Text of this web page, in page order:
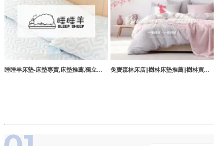
睡睡羊床墊-床墊專賣,床墊推薦,獨立筒
兔寶森林床店||樹林床墊推薦||樹林買床